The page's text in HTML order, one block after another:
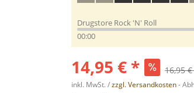
Drugstore Rock 'N' Roll
00:00
14,95 € * 16,95
inkl. MwSt. /zzgl. Versandkosten-